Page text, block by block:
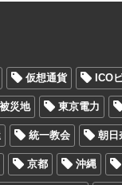
仮想通貨 ICO
被災地 東京電力
統一教会 朝日
京都 沖縄